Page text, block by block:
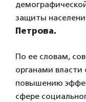
защиты
Петрова.
По ее словам,
органами
повышению
сфере